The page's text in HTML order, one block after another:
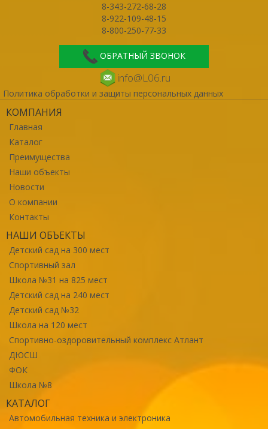
8-343-272-68-28
8-922-109-48-15
8-800-250-77-33
ОБРАТНЫЙ ЗВОНОК
info@L06.ru
Политика обработки и защиты персональных данных
КОМПАНИЯ
Главная
Каталог
Преимущества
Наши объекты
Новости
О компании
Контакты
НАШИ ОБЪЕКТЫ
Детский сад на 300 мест
Спортивный зал
Школа №31 на 825 мест
Детский сад на 240 мест
Детский сад №32
Школа на 120 мест
Спортивно-оздоровительный комплекс Атлант
ДЮСШ
ФОК
Школа №8
КАТАЛОГ
Автомобильная техника и электроника